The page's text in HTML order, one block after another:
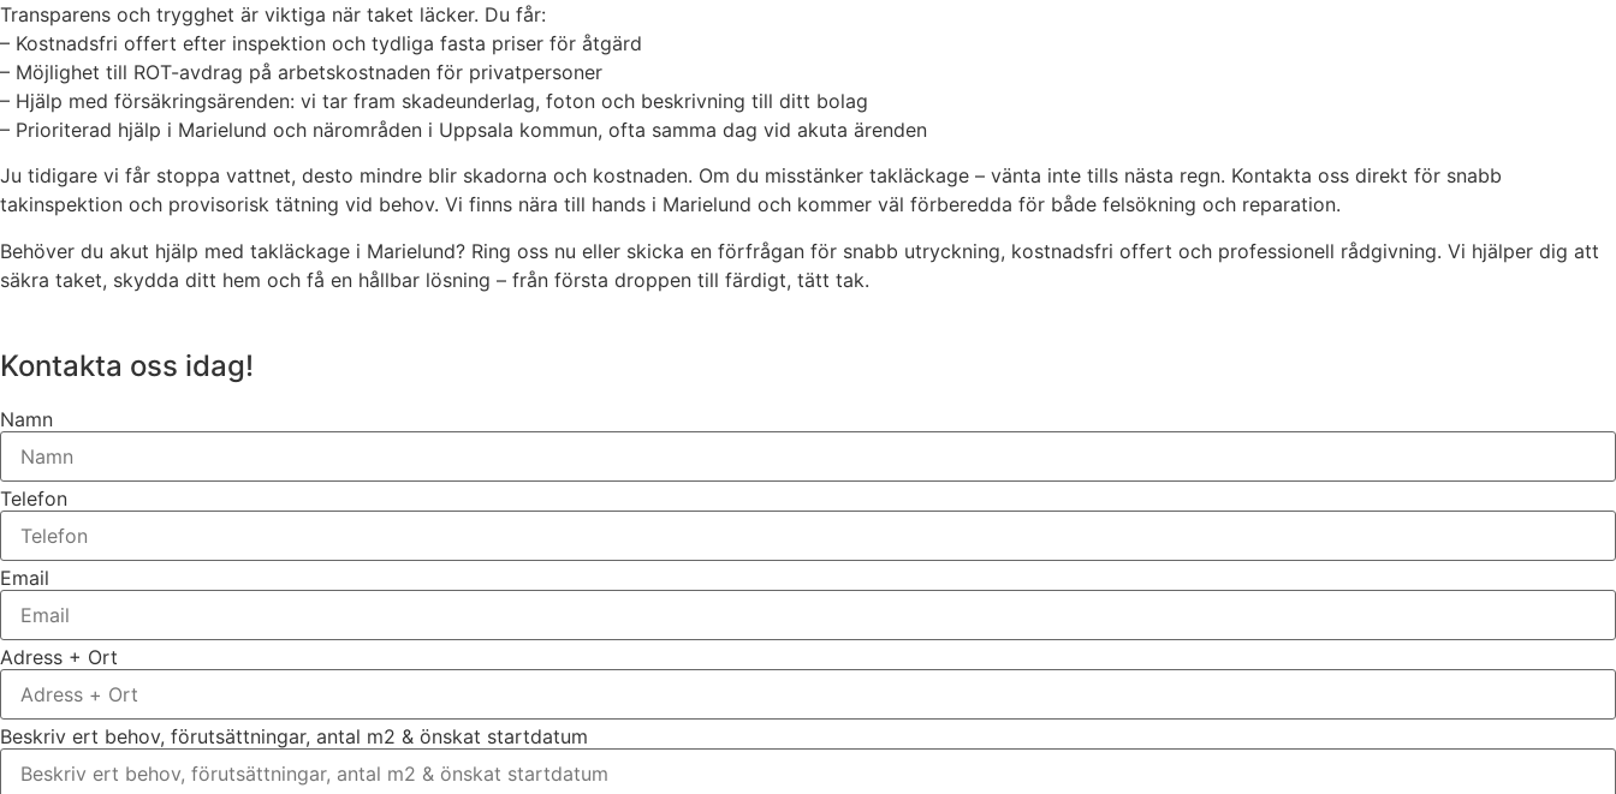
Transparens och trygghet är viktiga när taket läcker. Du får:
– Kostnadsfri offert efter inspektion och tydliga fasta priser för åtgärd
– Möjlighet till ROT-avdrag på arbetskostnaden för privatpersoner
– Hjälp med försäkringsärenden: vi tar fram skadeunderlag, foton och beskrivning till ditt bolag
– Prioriterad hjälp i Marielund och närområden i Uppsala kommun, ofta samma dag vid akuta ärenden
Ju tidigare vi får stoppa vattnet, desto mindre blir skadorna och kostnaden. Om du misstänker takläckage – vänta inte tills nästa regn. Kontakta oss direkt för snabb
takinspektion och provisorisk tätning vid behov. Vi finns nära till hands i Marielund och kommer väl förberedda för både felsökning och reparation.
Behöver du akut hjälp med takläckage i Marielund? Ring oss nu eller skicka en förfrågan för snabb utryckning, kostnadsfri offert och professionell rådgivning. Vi hjälper dig att
säkra taket, skydda ditt hem och få en hållbar lösning – från första droppen till färdigt, tätt tak.
Kontakta oss idag!
Namn
Telefon
Email
Adress + Ort
Beskriv ert behov, förutsättningar, antal m2 & önskat startdatum